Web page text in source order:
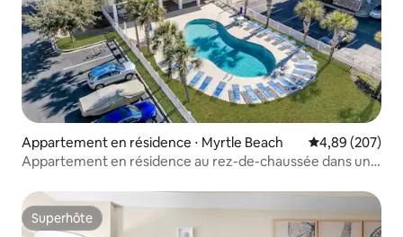
Appartement en résidence ⋅ Myrtle Beach Évaluation
4,89 (207)
Appartement en résidence au rez-de-chaussée dans un
Superhôte
Superhôte